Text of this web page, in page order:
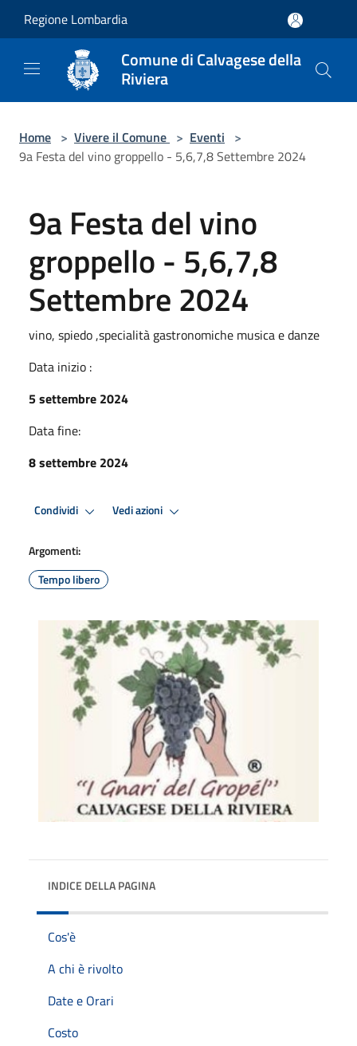
Regione Lombardia
Comune di Calvagese della
Riviera
Home > Vivere il Comune > Eventi >
9a Festa del vino groppello - 5,6,7,8 Settembre 2024
9a Festa del vino
groppello - 5,6,7,8
Settembre 2024
vino, spiedo ,specialità gastronomiche musica e danze
Data inizio :
5 settembre 2024
Data fine:
8 settembre 2024
Condividi Vedi azioni
Argomenti:
Tempo libero
INDICE DELLA PAGINA
Cos'è
A chi è rivolto
Date e Orari
Costo